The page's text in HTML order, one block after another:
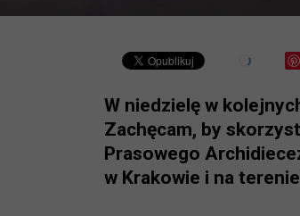
W niedzielę w
Zachęcam, by
Prasowego
w Krakowie i na